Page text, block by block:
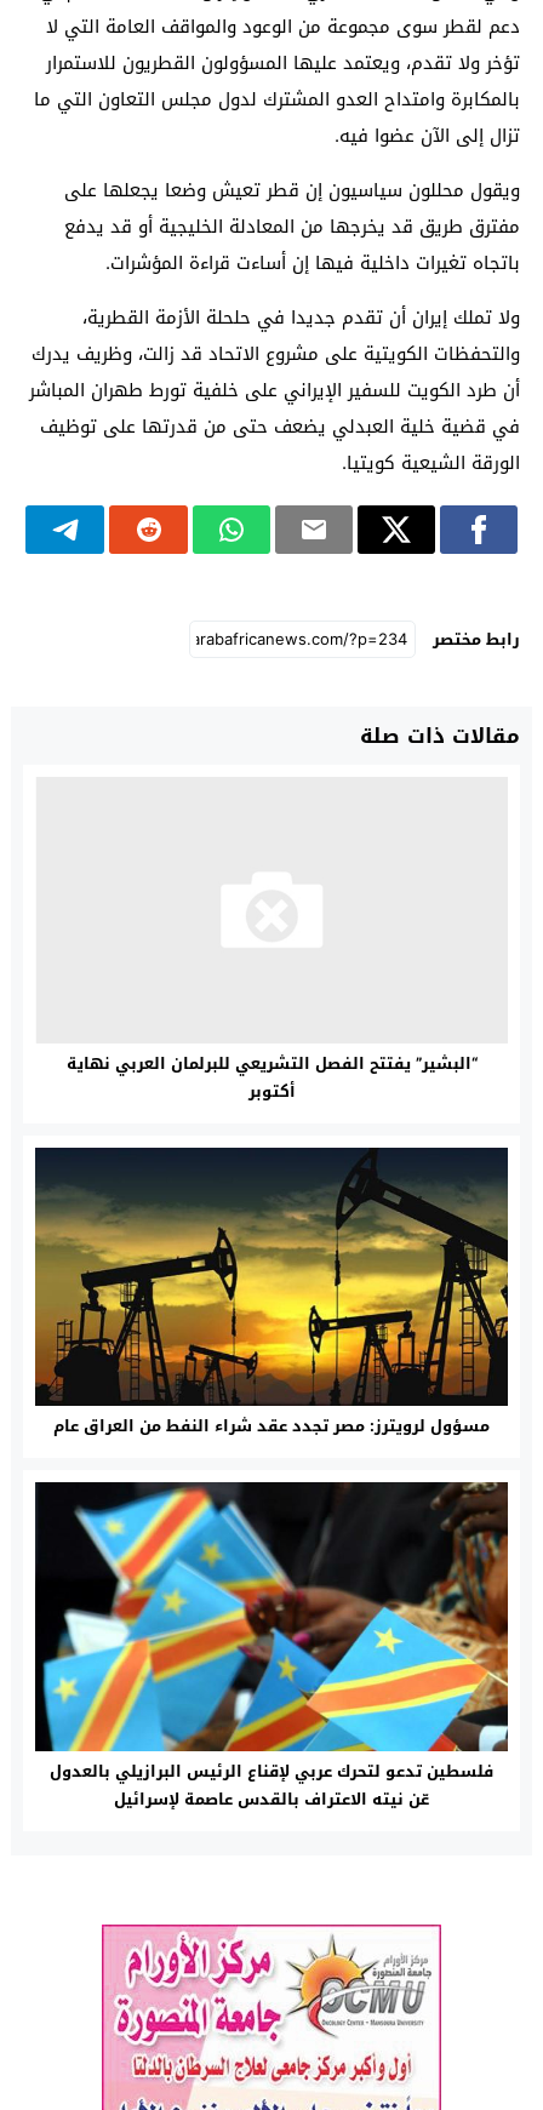
دعم لقطر سوى مجموعة من الوعود والمواقف العامة التي لا
تؤخر ولا تقدم، ويعتمد عليها المسؤولون القطريون للاستمرار
بالمكابرة وامتداح العدو المشترك لدول مجلس التعاون التي ما
تزال إلى الآن عضوا فيه.
ويقول محللون سياسيون إن قطر تعيش وضعا يجعلها على
مفترق طريق قد يخرجها من المعادلة الخليجية أو قد يدفع
باتجاه تغيرات داخلية فيها إن أساءت قراءة المؤشرات.
ولا تملك إيران أن تقدم جديدا في حلحلة الأزمة القطرية،
والتحفظات الكويتية على مشروع الاتحاد قد زالت، وظريف يدرك
أن طرد الكويت للسفير الإيراني على خلفية تورط طهران المباشر
في قضية خلية العبدلي يضعف حتى من قدرتها على توظيف
الورقة الشيعية كويتيا.
رابط مختصر
مقالات ذات صلة
“البشير” يفتتح الفصل التشريعي للبرلمان العربي نهاية
أكتوبر
مسؤول لرويترز: مصر تجدد عقد شراء النفط من العراق عام
فلسطين تدعو لتحرك عربي لإقناع الرئيس البرازيلي بالعدول
عّن نيته الاعتراف بالقدس عاصمة لإسرائيل